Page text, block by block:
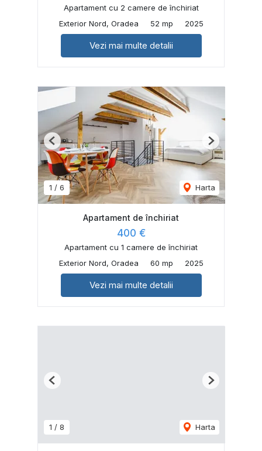
Apartament cu 2 camere de închiriat
Exterior Nord, Oradea
52 mp 2025
Vezi mai multe detalii
1 / 6 Harta
Previous Next
Apartament de închiriat
400 €
Apartament cu 1 camere de închiriat
Exterior Nord, Oradea
60 mp 2025
Vezi mai multe detalii
1 / 8 Harta
Previous Next